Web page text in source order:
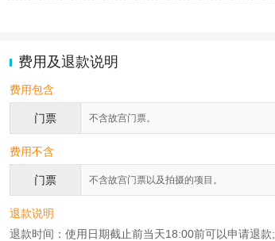
费用及退款说明
费用包含
门票 不含故宫门票。
费用不含
门票 不含故宫门票以及拍摄的项目。
退款说明
退款时间：使用日期截止前当天18:00前可以申请退款;